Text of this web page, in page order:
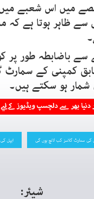
سے ظاہر ہوتا ہے
سے باضابطہ طور پر
کمپنی کے
شمار ہو سکتے ہیں۔
کی سمارٹ گلاسز کب لانچ ہوں گی ایپل
شیئر: